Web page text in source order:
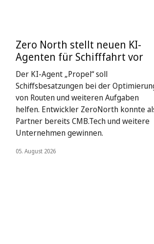
Zero North stellt neuen KI-
Agenten für Schifffahrt vor
Der KI-Agent „Propel“ soll
Schiffsbesatzungen bei der
von Routen und weiteren Aufgaben
helfen. Entwickler ZeroNorth konnte
Partner bereits CMB.Tech und weitere
Unternehmen gewinnen.
05. August 2026